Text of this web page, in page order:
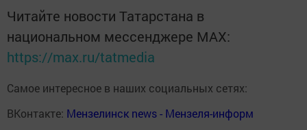
Читайте новости Татарстана в
национальном мессенджере MАХ:
https://max.ru/tatmedia
Самое интересное в наших социальных сетях:
ВКонтакте: Мензелинск news - Мензеля-информ